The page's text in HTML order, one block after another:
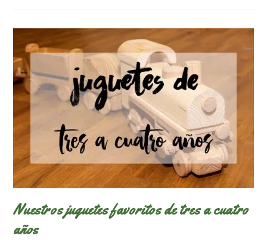
2019
Nuestros juguetes favoritos de tres a cuatro
años